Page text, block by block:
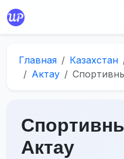
Главная Казахстан
Актау
Актау